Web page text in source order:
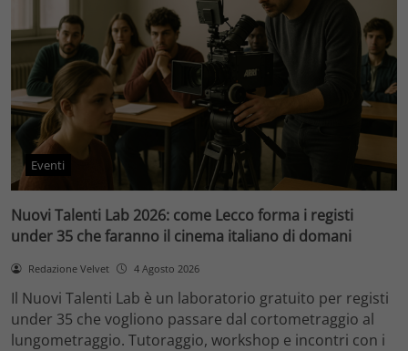
Eventi
Nuovi Talenti Lab 2026: come Lecco forma i registi
under 35 che faranno il cinema italiano di domani
Redazione Velvet 4 Agosto 2026
Il Nuovi Talenti Lab è un laboratorio gratuito per registi
under 35 che vogliono passare dal cortometraggio al
lungometraggio. Tutoraggio, workshop e incontri con i